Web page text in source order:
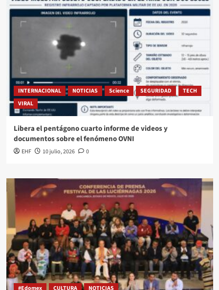
INTERNACIONAL NOTICIAS Science SEGURIDAD
TECH
VIRAL
Libera el pentágono cuarto informe de videos y
documentos sobre el fenómeno OVNI
EHF 10 julio, 2026 0